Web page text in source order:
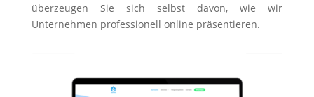
überzeugen Sie sich selbst davon, wie wir
Unternehmen professionell online präsentieren.